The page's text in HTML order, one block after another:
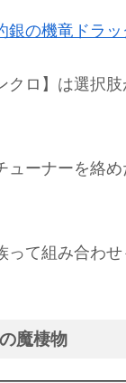
銀の機竜ドラ
クロ】は選択
ューナーを絡
って組み合わ
魔棲物